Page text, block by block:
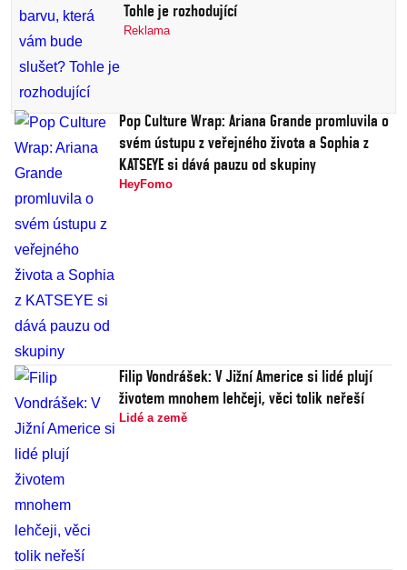
Tohle je rozhodující
Reklama
Pop Culture Wrap: Ariana Grande promluvila o
svém ústupu z veřejného života a Sophia z
KATSEYE si dává pauzu od skupiny
HeyFomo
Filip Vondrášek: V Jižní Americe si lidé plují
životem mnohem lehčeji, věci tolik neřeší
Lidé a země